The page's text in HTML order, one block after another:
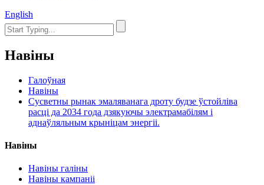
English
Навіны
Галоўная
Навіны
Сусветны рынак эмаляванага дроту будзе ўстойліва
расці да 2034 года дзякуючы электрамабілям і
аднаўляльным крыніцам энергіі.
Навіны
Навіны галіны
Навіны кампаніі